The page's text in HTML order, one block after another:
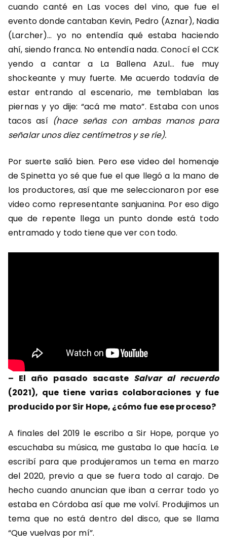
cuando canté en Las voces del vino, que fue el
evento donde cantaban Kevin, Pedro (Aznar), Nadia
(Larcher)… yo no entendía qué estaba haciendo
ahí, siendo franca. No entendía nada. Conocí el CCK
yendo a cantar a La Ballena Azul… fue muy
shockeante y muy fuerte. Me acuerdo todavía de
estar entrando al escenario, me temblaban las
piernas y yo dije: “acá me mato”. Estaba con unos
tacos así (hace señas con ambas manos para
señalar unos diez centímetros y se ríe).
Por suerte salió bien. Pero ese video del homenaje
de Spinetta yo sé que fue el que llegó a la mano de
los productores, así que me seleccionaron por ese
video como representante sanjuanina. Por eso digo
que de repente llega un punto donde está todo
entramado y todo tiene que ver con todo.
– El año pasado sacaste Salvar al recuerdo
(2021), que tiene varias colaboraciones y fue
producido por Sir Hope, ¿cómo fue ese proceso?
A finales del 2019 le escribo a Sir Hope, porque yo
escuchaba su música, me gustaba lo que hacía. Le
escribí para que produjeramos un tema en marzo
del 2020, previo a que se fuera todo al carajo. De
hecho cuando anuncian que iban a cerrar todo yo
estaba en Córdoba así que me volví. Produjimos un
tema que no está dentro del disco, que se llama
“Que vuelvas por mí”.